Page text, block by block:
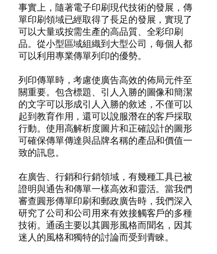
事實上，隨著電子印刷現代技術的發展，傳
單印刷領域已經取得了長足的發展，實現了
可以大量或按需生產的高品質、全彩印刷
品。從小型區域組織到大型公司，每個人都
可以利用專業傳單列印的優勢。
列印傳單時，考慮使廣告高效的佈局元件至
關重要。包含標題、引人入勝的圖像和簡潔
的文字可以形成引人入勝的敘述，不僅可以
起到教育作用，還可以說服潛在的客戶採取
行動。使用高解析度圖片和正確設計的圖形
可確保傳單傳達與品牌名稱的產品和價值一
致的訊息。
在廣告、行銷和行銷領域，有幾種工具已被
證明與通告和傳單一樣高效和靈活。當我們
審查圓形傳單印刷和郵政廣告時，我們深入
研究了公司和公司用來有效接觸客戶的多種
技術。通函主要以其圓形風格而聞名，因其
迷人的風格和獨特的討論而受到青睞。